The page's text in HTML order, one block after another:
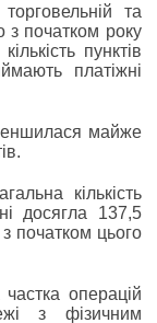
та
з початком року
пунктів
платіжні
майже
кількість
досягла 137,5
початком цього
операцій
з фізичним